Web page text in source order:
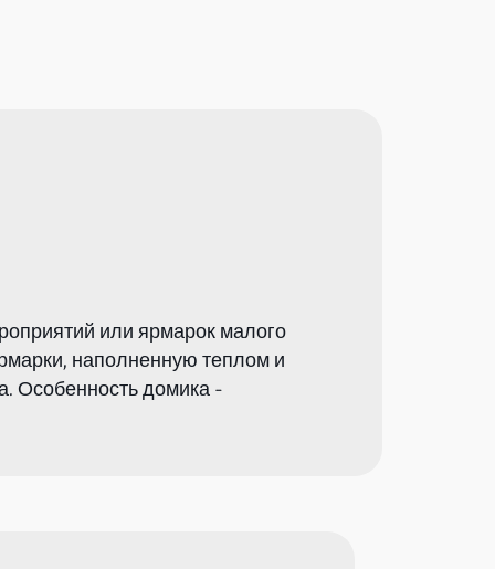
или ярмарок малого
наполненную теплом и
Особенность домика -